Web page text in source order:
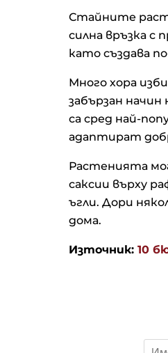
Стайните
силна връзка
като създава
Много хора
забързан
са сред най-
адаптират
Растенията
саксии върху
ъгли. Дори
дома.
Източник: 10